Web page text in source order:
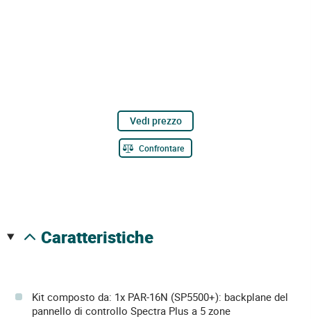
Vedi prezzo
Confrontare
caratteristiche
Kit composto da: 1x PAR-16N (SP5500+): backplane del
pannello di controllo Spectra Plus a 5 zone